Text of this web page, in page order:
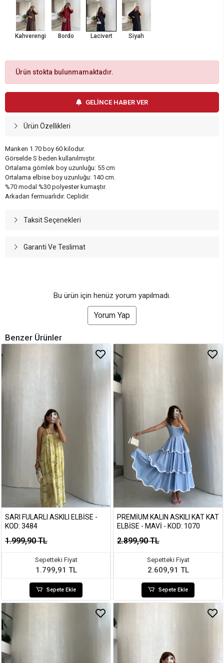
Kahverengi Bordo Lacivert Siyah
Ürün stokta bulunmamaktadır.
GELİNCE HABER VER
Ürün Özellikleri
Manken 1.70 boy 60 kilodur.
Görselde S beden kullanılmıştır.
Ortalama gömlek boy uzunluğu: 55 cm
Ortalama elbise boy uzunluğu: 140 cm.
%70 modal %30 polyester kumaştır.
Arkadan fermuarlıdır. Ceplidir.
Taksit Seçenekleri
Garanti Ve Teslimat
Bu ürün için henüz yorum yapılmadı.
Yorum Yap
Benzer Ürünler
SARI FULARLI ASKILI ELBISE -
KOD: 3484
1.999,90 TL
Sepetteki Fiyat
1.799,91 TL
Sepete Ekle
PREMIUM KALIN ASKILI KAT KAT
ELBISE - MAVI - KOD: 1070
2.899,90 TL
Sepetteki Fiyat
2.609,91 TL
Sepete Ekle